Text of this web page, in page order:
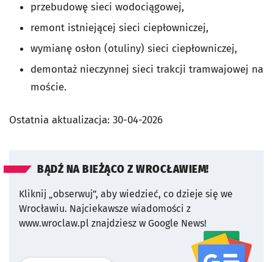
przebudowę sieci wodociągowej,
remont istniejącej sieci ciepłowniczej,
wymianę osłon (otuliny) sieci ciepłowniczej,
demontaż nieczynnej sieci trakcji tramwajowej na
moście.
Ostatnia aktualizacja: 30-04-2026
BĄDŹ NA BIEŻĄCO Z WROCŁAWIEM!
Kliknij „obserwuj”, aby wiedzieć, co dzieje się we
Wrocławiu. Najciekawsze wiadomości z
www.wroclaw.pl znajdziesz w Google News!